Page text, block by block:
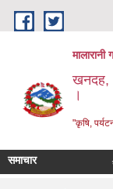
Skip to main content
मालारानी
खनदह,
।
"कृषि,
समाचार